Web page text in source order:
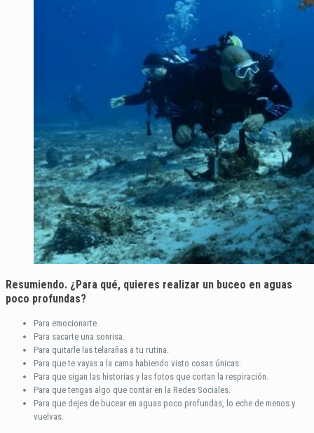
Resumiendo. ¿Para qué, quieres realizar un buceo en aguas
poco profundas?
Para emocionarte.
Para sacarte una sonrisa.
Para quitarle las telarañas a tu rutina.
Para que te vayas a la cama habiendo visto cosas únicas.
Para que sigan las historias y las fotos que cortan la respiración.
Para que tengas algo que contar en la Redes Sociales.
Para que dejes de bucear en aguas poco profundas, lo eche de menos y
vuelvas.